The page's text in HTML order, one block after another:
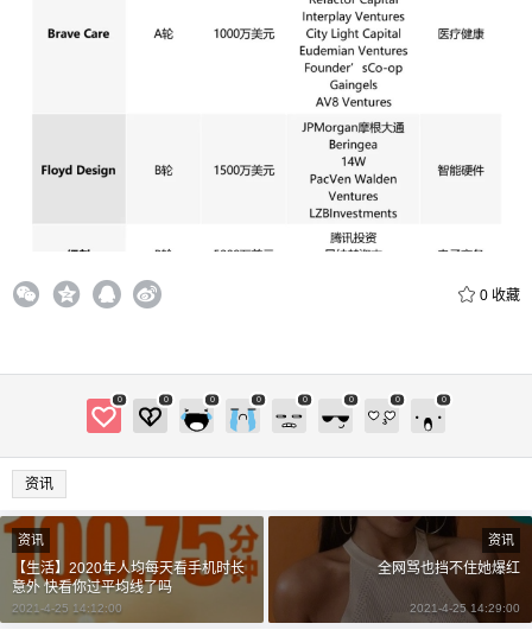
0 收藏
0 0 0 0 0 0 0 0
资讯
资讯
【生活】2020年人均每天看手机时长
意外 快看你过平均线了吗
2021-4-25 14:12:00
资讯
全网骂也挡不住她爆红
2021-4-25 14:29:00
忘记密码？找回